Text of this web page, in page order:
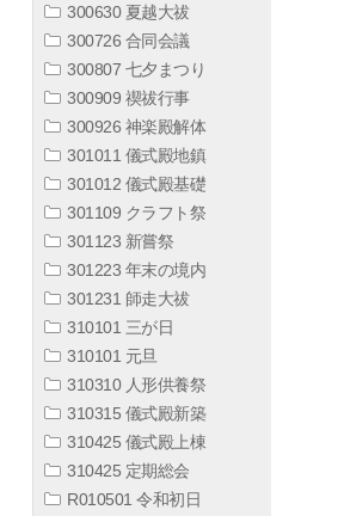
300630 夏越大祓
300726 合同会議
300807 七夕まつり
300909 禊祓行事
300926 神楽殿解体
301011 儀式殿地鎮
301012 儀式殿基礎
301109 クラフト祭
301123 新嘗祭
301223 年末の境内
301231 師走大祓
310101 三が日
310101 元旦
310310 人形供養祭
310315 儀式殿新築
310425 儀式殿上棟
310425 定期総会
R010501 令和初日